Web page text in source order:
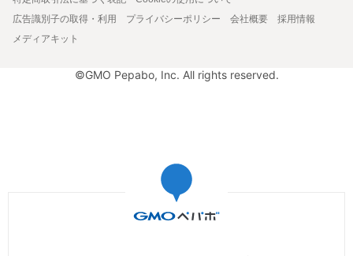
広告識別子の取得・利用
プライバシーポリシー 会社概要
採用情報
メディアキット
©GMO Pepabo, Inc. All rights reserved.